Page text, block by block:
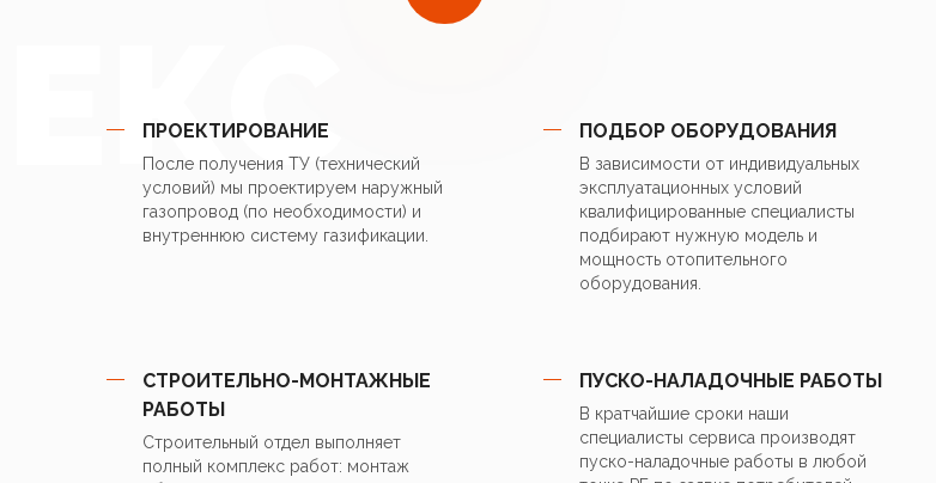
Возможность программного выбора типа теплоносителя (вода или антифриз).
Штатное подключение электроники котла к стабилизатору/ИБП/УЗИП для
защиты от импульсных перенапряжений.
Высококачественные, надежные реле с низким уровнем шума.
Датчик давления (Италия) и температуры (Россия) от проверенных
производителей.
ПРОЕКТИРОВАНИЕ
После получения ТУ (технический
условий) мы проектируем наружный
газопровод (по необходимости) и
внутреннюю систему газификации.
ПОДБОР ОБОРУДОВАНИЯ
В зависимости от индивидуальных
эксплуатационных условий
квалифицированные специалисты
подбирают нужную модель и
мощность отопительного
оборудования.
СТРОИТЕЛЬНО-МОНТАЖНЫЕ
РАБОТЫ
Строительный отдел выполняет
полный комплекс работ: монтаж
ПУСКО-НАЛАДОЧНЫЕ РАБОТЫ
В кратчайшие сроки наши
специалисты сервиса производят
пуско-наладочные работы в любой